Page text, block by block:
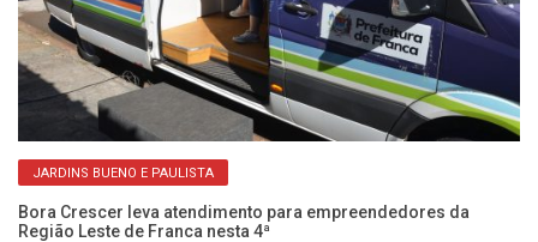
JARDINS BUENO E PAULISTA
Bora Crescer leva atendimento para empreendedores da
Região Leste de Franca nesta 4ª